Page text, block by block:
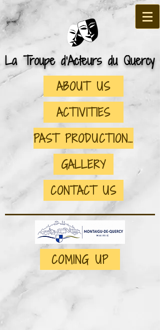
La Troupe d'Acteurs du Quercy
ABOUT US
ACTIVITIES
PAST PRODUCTIONS
GALLERY
CONTACT US
COMING UP